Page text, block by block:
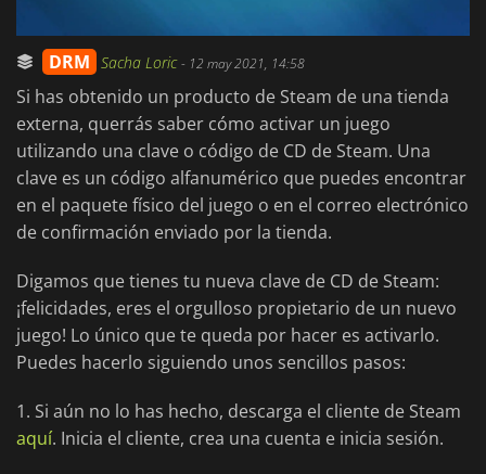
DRM Sacha Loric- 12 may 2021, 14:58
Si has obtenido un producto de Steam de una tienda
externa, querrás saber cómo activar un juego
utilizando una clave o código de CD de Steam. Una
clave es un código alfanumérico que puedes encontrar
en el paquete físico del juego o en el correo electrónico
de confirmación enviado por la tienda.
Digamos que tienes tu nueva clave de CD de Steam:
¡felicidades, eres el orgulloso propietario de un nuevo
juego! Lo único que te queda por hacer es activarlo.
Puedes hacerlo siguiendo unos sencillos pasos:
1. Si aún no lo has hecho, descarga el cliente de Steam
aquí. Inicia el cliente, crea una cuenta e inicia sesión.